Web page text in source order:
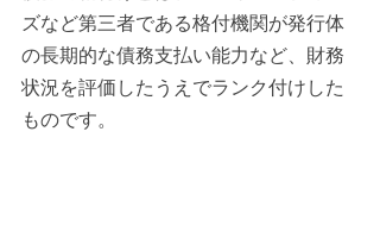
ズなど第三者である格付機関が発行体
の長期的な債務支払い能力など、財務
状況を評価したうえでランク付けした
ものです。